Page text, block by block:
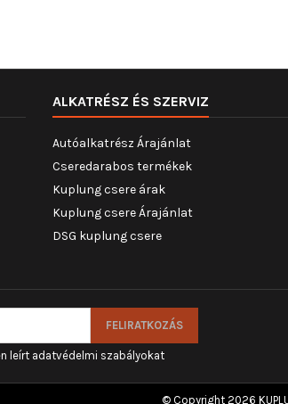
ALKATRÉSZ ÉS SZERVIZ
Autóalkatrész Árajánlat
Cseredarabos termékek
Kuplung csere árak
Kuplung csere Árajánlat
DSG kuplung csere
leírt adatvédelmi szabályokat
© Copyright 2026